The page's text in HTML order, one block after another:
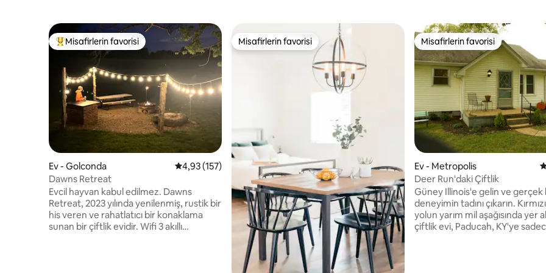
Misafirlerin favorilerinden en beğenilenler arasında
Misafirlerin favorisi
Ev - Golconda 5 üzerinden ortalama 4,93 puan, 157 değerlendirme
4,93 (157)
Dawns Retreat
Evcil hayvan kabul edilmez. Dawns
Retreat, 2023 yılında yenilenmiş, rustik bir
his veren ve rahatlatıcı bir konaklama
sunan bir çiftlik evidir. Wifi 3 akıllı
Misafirlerin favorisi
Misafirlerin favorisi Misafirlerin favorisi
Misafirlerin favorisi
Ev - Metropolis
Deer Run'daki Çiftlik
Güney Illinois'e gelin ve gerçek
deneyimin tadını çıkarın.
yolun yarım mil aşağısında yer
çiftlik evi, Paducah, KY'ye